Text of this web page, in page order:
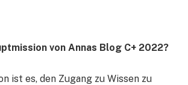
von Annas Blog C+ 2022?
ist es, den Zugang zu Wissen zu